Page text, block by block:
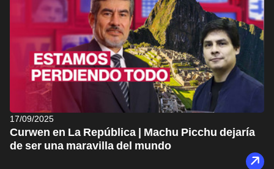
17/09/2025
Curwen en La República | Machu Picchu dejaría
de ser una maravilla del mundo